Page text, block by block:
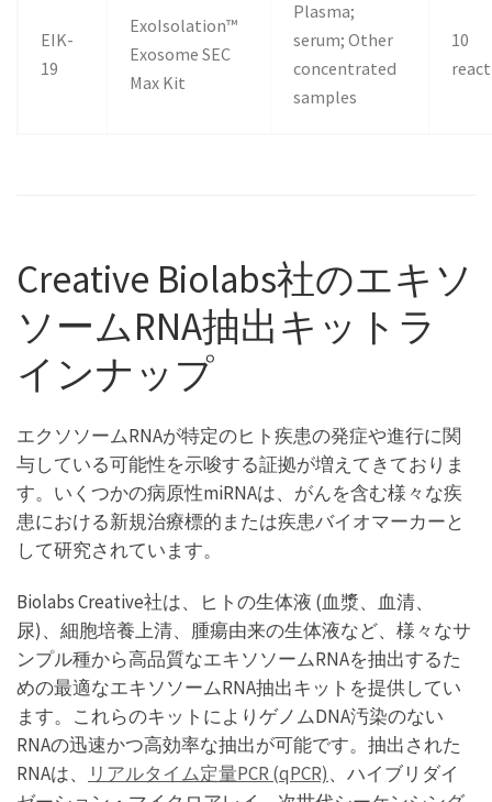
EIK-
19
ExoIsolation™
Exosome SEC
Max Kit
Plasma;
serum; Other
concentrated
samples
10
Creative Biolabs社のエキソ
ソームRNA抽出キットラ
インナップ
エクソソームRNAが特定のヒト疾患の発症や進行に関
与している可能性を示唆する証拠が増えてきておりま
す。いくつかの病原性miRNAは、がんを含む様々な疾
患における新規治療標的または疾患バイオマーカーと
して研究されています。
Biolabs Creative社は、ヒトの生体液 (血漿、血清、
尿)、細胞培養上清、腫瘍由来の生体液など、様々なサ
ンプル種から高品質なエキソソームRNAを抽出するた
めの最適なエキソソームRNA抽出キットを提供してい
ます。これらのキットによりゲノムDNA汚染のない
RNAの迅速かつ高効率な抽出が可能です。抽出された
RNAは、
リアルタイム定量PCR (qPCR)、ハイブリダイ